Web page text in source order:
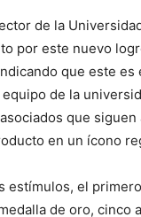
de la
por este nuevo
que este es
de la
que siguen
en un ícono
estímulos, el
de oro, cinco